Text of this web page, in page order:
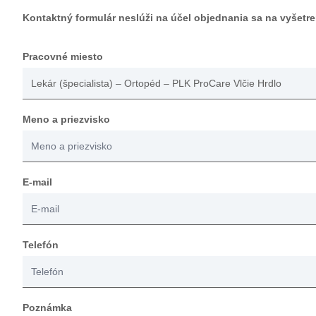
Kontaktný formulár neslúži na účel objednania sa na
Pracovné miesto
Meno a priezvisko
E-mail
Telefón
Poznámka